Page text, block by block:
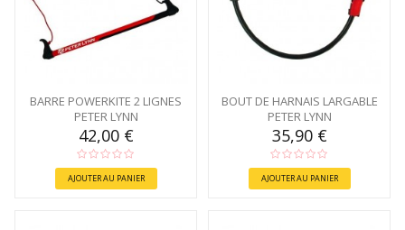
BARRE POWERKITE 2 LIGNES
PETER LYNN
42,00 €
AJOUTER AU PANIER
BOUT DE HARNAIS LARGABLE
PETER LYNN
35,90 €
AJOUTER AU PANIER